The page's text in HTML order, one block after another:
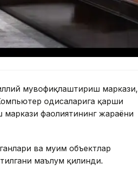
мувофиқлаштириш маркази,
ҳодисаларига қарши
фаолиятининг жараёни
ва муҳим объектлар
маълум қилинди.